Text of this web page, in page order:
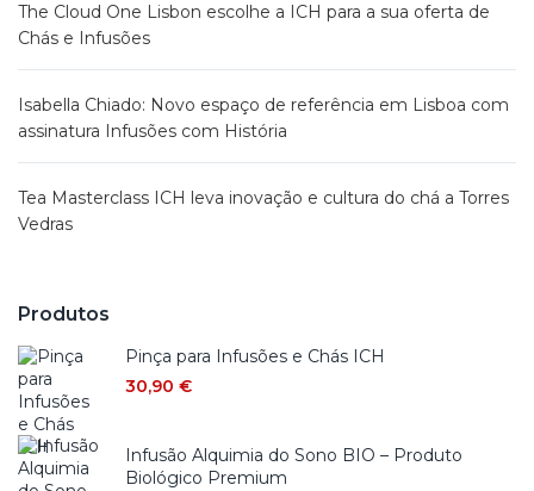
The Cloud One Lisbon escolhe a ICH para a sua oferta de
Chás e Infusões
Isabella Chiado: Novo espaço de referência em Lisboa com
assinatura Infusões com História
Tea Masterclass ICH leva inovação e cultura do chá a Torres
Vedras
Produtos
Pinça para Infusões e Chás ICH
30,90 €
Infusão Alquimia do Sono BIO – Produto
Biológico Premium